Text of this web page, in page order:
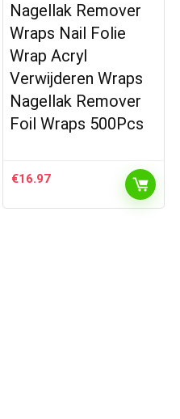
Nagellak Remover
Wraps Nail Folie
Wrap Acryl
Verwijderen Wraps
Nagellak Remover
Foil Wraps 500Pcs
€16.97